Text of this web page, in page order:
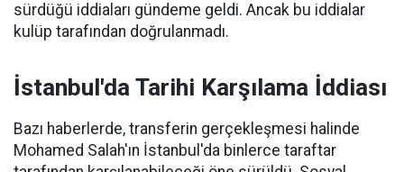
sürdüğü iddiaları gündeme geldi. Ancak bu iddialar
kulüp tarafından doğrulanmadı.
İstanbul'da Tarihi Karşılama İddiası
Bazı haberlerde, transferin gerçekleşmesi halinde
Mohamed Salah'ın İstanbul'da binlerce taraftar